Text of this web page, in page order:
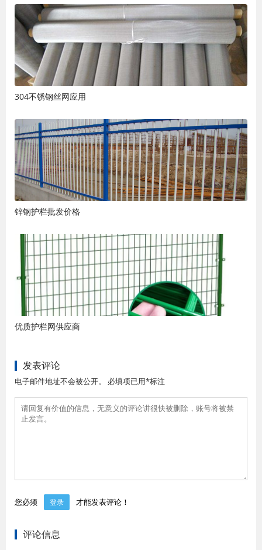
304不锈钢丝网应用
锌钢护栏批发价格
优质护栏网供应商
发表评论
电子邮件地址不会被公开。 必填项已用*标注
您必须 登录 才能发表评论！
评论信息